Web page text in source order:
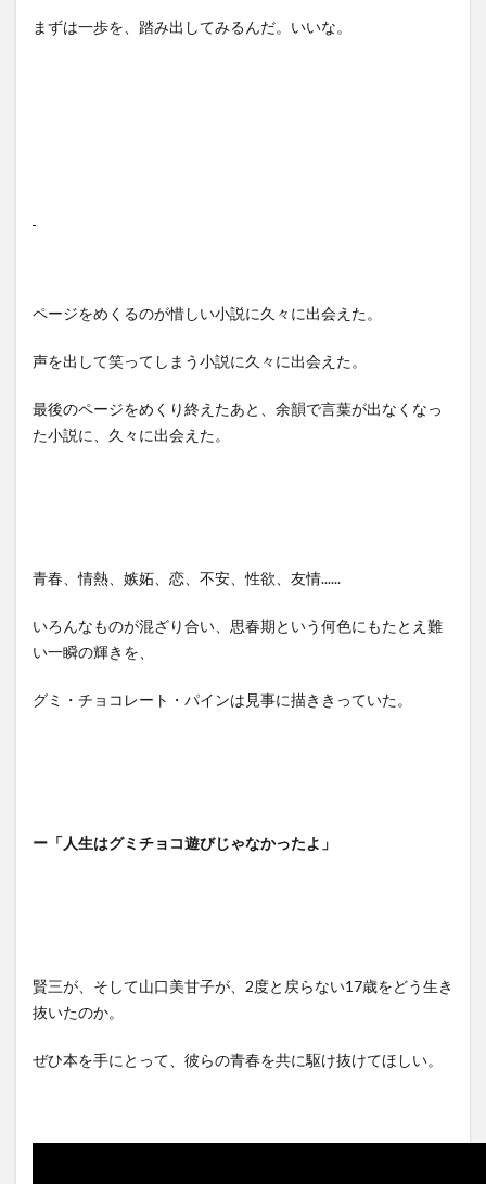
まずは一歩を、踏み出してみるんだ。いいな。
ページをめくるのが惜しい小説に久々に出会えた。
声を出して笑ってしまう小説に久々に出会えた。
最後のページをめくり終えたあと、余韻で言葉が出なくなっ
た小説に、久々に出会えた。
青春、情熱、嫉妬、恋、不安、性欲、友情......
いろんなものが混ざり合い、思春期という何色にもたとえ難
い一瞬の輝きを、
グミ・チョコレート・パインは見事に描ききっていた。
ー「人生はグミチョコ遊びじゃなかったよ」
賢三が、そして山口美甘子が、2度と戻らない17歳をどう生き
抜いたのか。
ぜひ本を手にとって、彼らの青春を共に駆け抜けてほしい。